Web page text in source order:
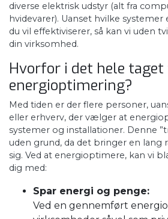
diverse elektrisk udstyr (alt fra
hvidevarer). Uanset hvilke
du vil effektiviserer, så kan vi uden
din virksomhed.
Hvorfor i det hele taget
energioptimering?
Med tiden er der flere personer,
eller erhverv, der vælger at
systemer og installationer. Denne
uden grund, da det bringer en
sig. Ved at energioptimere, kan vi
dig med:
Spar energi og penge:
Ved en gennemført